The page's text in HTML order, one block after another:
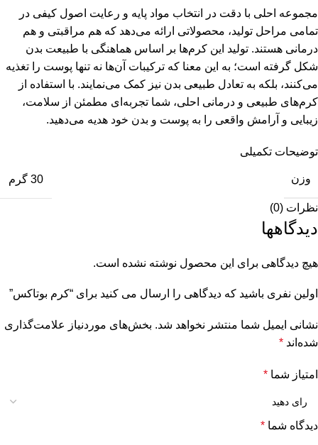
مجموعه احلی با دقت در انتخاب مواد پایه و رعایت اصول کیفی در
تمامی مراحل تولید، محصولاتی ارائه می‌دهد که هم مراقبتی و هم
درمانی هستند. تولید این کرم‌ها بر اساس هماهنگی با طبیعت بدن
شکل گرفته است؛ به این معنا که ترکیبات آن‌ها نه تنها پوست را تغذیه
می‌کنند، بلکه به تعادل طبیعی بدن نیز کمک می‌نمایند. با استفاده از
کرم‌های طبیعی و درمانی احلی، شما تجربه‌ای مطمئن از سلامت،
زیبایی و آرامش واقعی را به پوست و بدن خود هدیه می‌دهید.
توضیحات تکمیلی
وزن 30 گرم
نظرات (0)
دیدگاهها
هیچ دیدگاهی برای این محصول نوشته نشده است.
اولین نفری باشید که دیدگاهی را ارسال می کنید برای “کرم بوتاکس”
نشانی ایمیل شما منتشر نخواهد شد. بخش‌های موردنیاز علامت‌گذاری
شده‌اند *
امتیاز شما *
دیدگاه شما *